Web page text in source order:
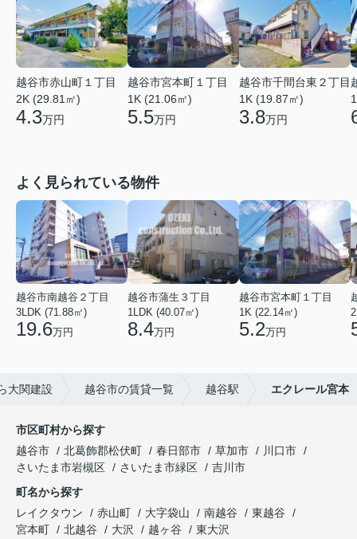
越谷市赤山町１丁目
2K (29.81㎡)
4.3万円
越谷市宮本町１丁目
1K (21.06㎡)
5.5万円
越谷市千間台東２丁目
1K (19.87㎡)
3.8万円
よく見られている物件
越谷市南越谷２丁目
3LDK (71.88㎡)
19.6万円
越谷市蒲生３丁目
1LDK (40.07㎡)
8.4万円
越谷市宮本町１丁目
1K (22.14㎡)
5.2万円
大関建設 越谷市の賃貸一覧 越谷駅 エクレール宮本
市区町村から探す
越谷市
北葛飾郡松伏町 春日部市 草加市
川口市
さいたま市岩槻区
さいたま市緑区
吉川市
町名から探す
レイクタウン
赤山町 大字袋山 南越谷
東越谷
宮本町
北越谷 大沢 越ヶ谷
東大沢